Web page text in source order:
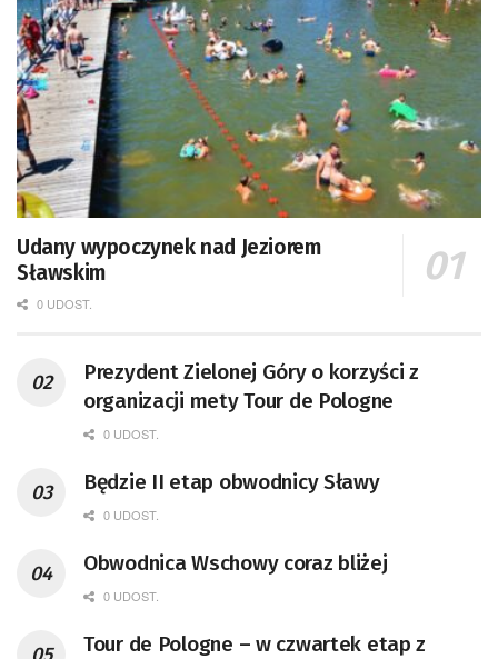
Udany wypoczynek nad Jeziorem
Sławskim
0 UDOST.
Prezydent Zielonej Góry o korzyści z
organizacji mety Tour de Pologne
0 UDOST.
Będzie II etap obwodnicy Sławy
0 UDOST.
Obwodnica Wschowy coraz bliżej
0 UDOST.
Tour de Pologne – w czwartek etap z